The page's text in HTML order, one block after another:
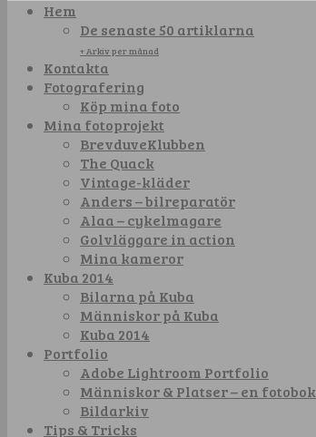
Hem
De senaste 50 artiklarna
+ Arkiv per månad
Kontakta
Fotografering
Köp mina foto
Mina fotoprojekt
BrevduveKlubben
The Quack
Vintage-kläder
Anders – bilreparatör
Alaa – cykelmagare
Golvläggare in action
Mina kameror
Kuba 2014
Bilarna på Kuba
Människor på Kuba
Kuba 2014
Portfolio
Adobe Lightroom Portfolio
Människor & Platser – en fotobok
Bildarkiv
Tips & Tricks